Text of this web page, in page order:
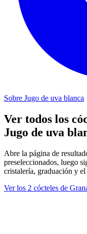
Sobre Jugo de uva blanca
Ver todos los
Jugo de uva
Abre la página de
preseleccionados, luego
cristalería, graduación y
Ver los 2 cócteles de